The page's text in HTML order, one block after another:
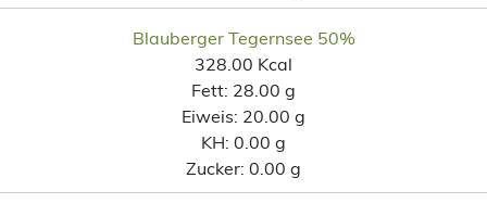
Blauberger Tegernsee 50%
328.00 Kcal
Fett: 28.00 g
Eiweis: 20.00 g
KH: 0.00 g
Zucker: 0.00 g